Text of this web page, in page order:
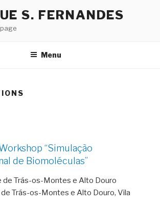
S. FERNANDES
Menu
“Simulação
de Biomoléculas”
de Trás-os-Montes e Alto Douro
Trás-os-Montes e Alto Douro, Vila